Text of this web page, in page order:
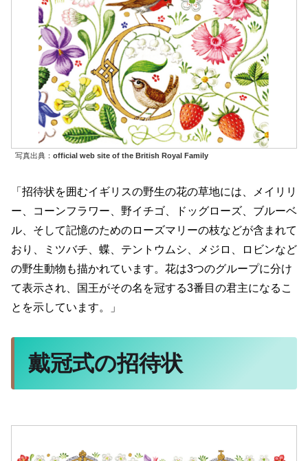
写真出典： official web site of the British Royal Family
「招待状を囲むイギリスの野生の花の草地には、メイリリ
ー、コーンフラワー、野イチゴ、ドッグローズ、ブルーベ
ル、そして記憶のためのローズマリーの枝などが含まれて
おり、ミツバチ、蝶、テントウムシ、メジロ、ロビンなど
の野生動物も描かれています。花は3つのグループに分け
て表示され、国王がその名を冠する3番目の君主になるこ
とを示しています。」
戴冠式の招待状